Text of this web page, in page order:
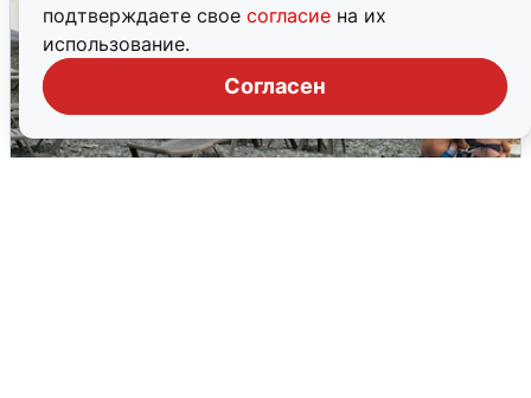
подтверждаете свое согласие на их
использование.
Согласен